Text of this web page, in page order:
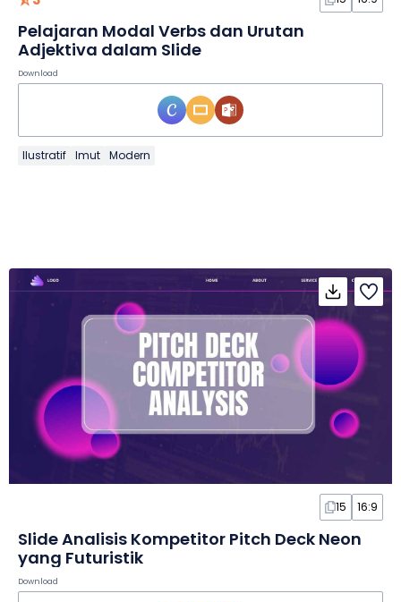
Pelajaran Modal Verbs dan Urutan
Adjektiva dalam Slide
Download
Ilustratif Imut Modern
15 16:9
Slide Analisis Kompetitor Pitch Deck Neon
yang Futuristik
Download